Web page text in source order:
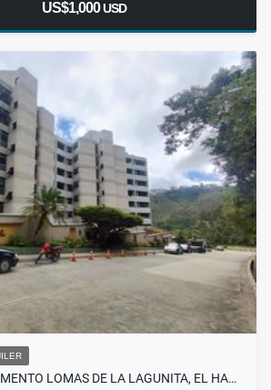
US$1,000USD
LOMAS DE LA LAGUNITA, EL HA…